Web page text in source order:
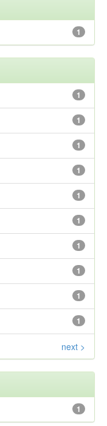
1
1
1
1
1
1
1
1
1
1
1
next >
1